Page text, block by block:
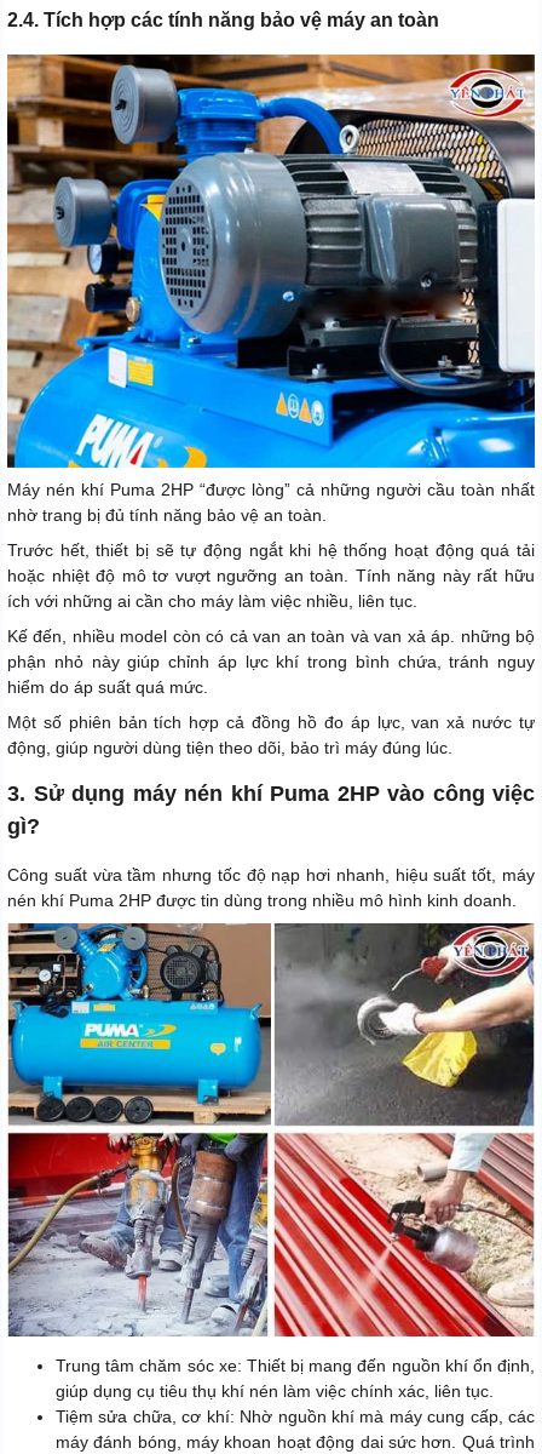
2.4. Tích hợp các tính năng bảo vệ máy an toàn
Máy nén khí Puma 2HP “được lòng” cả những người cầu toàn nhất
nhờ trang bị đủ tính năng bảo vệ an toàn.
Trước hết, thiết bị sẽ tự động ngắt khi hệ thống hoạt động quá tải
hoặc nhiệt độ mô tơ vượt ngưỡng an toàn. Tính năng này rất hữu
ích với những ai cần cho máy làm việc nhiều, liên tục.
Kế đến, nhiều model còn có cả van an toàn và van xả áp. những bộ
phận nhỏ này giúp chỉnh áp lực khí trong bình chứa, tránh nguy
hiểm do áp suất quá mức.
Một số phiên bản tích hợp cả đồng hồ đo áp lực, van xả nước tự
động, giúp người dùng tiện theo dõi, bảo trì máy đúng lúc.
3. Sử dụng máy nén khí Puma 2HP vào công việc
gì?
Công suất vừa tầm nhưng tốc độ nạp hơi nhanh, hiệu suất tốt, máy
nén khí Puma 2HP được tin dùng trong nhiều mô hình kinh doanh.
Trung tâm chăm sóc xe: Thiết bị mang đến nguồn khí ổn định,
giúp dụng cụ tiêu thụ khí nén làm việc chính xác, liên tục.
Tiệm sửa chữa, cơ khí: Nhờ nguồn khí mà máy cung cấp, các
máy đánh bóng, máy khoan hoạt động dai sức hơn. Quá trình